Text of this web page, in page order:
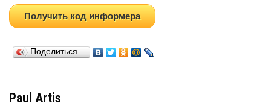
Получить код информера
Поделиться…
Paul Artis